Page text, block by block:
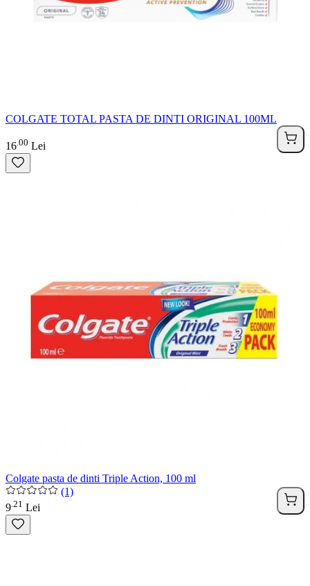
COLGATE TOTAL PASTA DE DINTI ORIGINAL 100ML
16 00 Lei
Colgate pasta de dinti Triple Action, 100 ml
(1)
9 21 Lei